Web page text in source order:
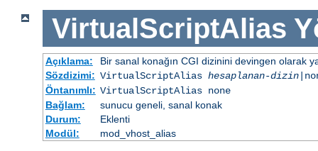
VirtualScriptAlias
Açıklama:
Bir sanal konağın CGI dizinini devingen olarak
Sözdizimi: VirtualScriptAlias hesaplanan-dizin
Öntanımlı: VirtualScriptAlias none
Bağlam:
sunucu geneli, sanal konak
Durum:
Eklenti
Modül:
mod_vhost_alias